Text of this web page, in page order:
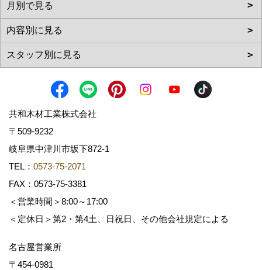
共和木材工業株式会社
〒509-9232
岐阜県中津川市坂下872‐1
TEL： 0573-75-2071
FAX：0573-75-3381
＜営業時間＞8:00～17:00
＜定休日＞第2・第4土、日祝日、その他会社規定による
名古屋営業所
〒454-0981